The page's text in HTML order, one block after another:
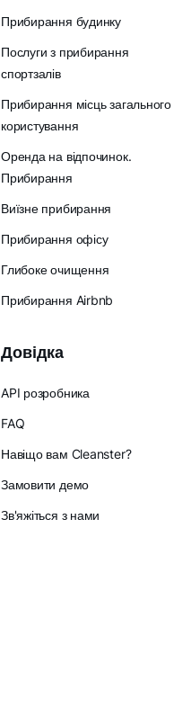
Прибирання будинку
Послуги з прибирання
спортзалів
Прибирання місць загального
користування
Оренда на відпочинок.
Прибирання
Виїзне прибирання
Прибирання офісу
Глибоке очищення
Прибирання Airbnb
Довідка
API розробника
FAQ
Навіщо вам Cleanster?
Замовити демо
Зв'яжіться з нами